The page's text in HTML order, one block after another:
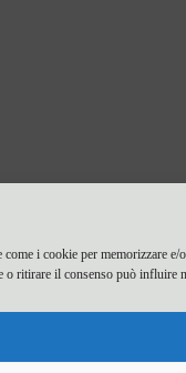
i cookie per memorizzare
ritirare il consenso può influire